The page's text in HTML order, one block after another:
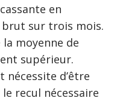
en
brut sur trois mois.
moyenne de
supérieur.
nécessite d’être
recul nécessaire